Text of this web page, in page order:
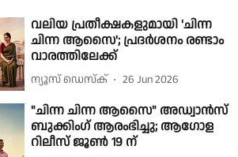
വലിയ പ്രതീക്ഷകളുമായി 'ചിന്ന
ചിന്ന ആസൈ'; പ്രദര്‍ശനം രണ്ടാം
വാരത്തിലേക്ക്
ന്യൂസ് ഡെസ്ക് 26 Jun 2026
"ചിന്ന ചിന്ന ആസൈ" അഡ്വാൻസ്
ബുക്കിംഗ് ആരംഭിച്ചു; ആഗോള
റിലീസ് ജൂൺ 19 ന്